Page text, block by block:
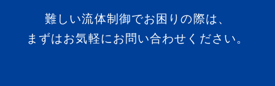
難しい流体制御でお困りの際は、
まずはお気軽にお問い合わせください。